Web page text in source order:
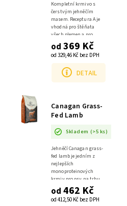
od 329,46 Kč bez DPH
od 369 Kč
DETAIL
Kompletní krmivo s
čerstvým jehněčím
masem. Receptura A je
vhodná pro štěňata
všech plemen a pro
dospělé psy žijící tzv.
aktivním životním
stylem.
Canagan Grass-
Fed Lamb
Skladem (>5 ks)
od 412,50 Kč bez DPH
od 462 Kč
Jehněčí Canagan grass-
fed lamb je jedním z
nejlepších
monoproteinových
krmiv pro psy na trhu.
Je vysoce stravitelné a
má ideální poměr živin,
takže je vynikající